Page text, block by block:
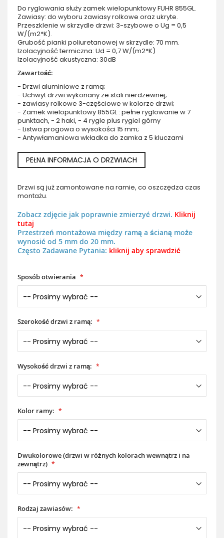
Do ryglowania służy zamek wielopunktowy FUHR 855GL.
Zawiasy: do wyboru zawiasy rolkowe oraz ukryte.
Przeszklenie w skrzydle drzwi: 3-szybowe o Ug = 0,5
W/(m2*K).
Grubość pianki poliuretanowej w skrzydle: 70 mm.
Izolacyjność termiczna: Ud = 0,7 W/(m2*K)
Izolacyjność akustyczna: 30dB
Zawartość:
- Drzwi aluminiowe z ramą;
- Uchwyt drzwi wykonany ze stali nierdzewnej;
- zawiasy rolkowe 3-częściowe w kolorze drzwi;
- Zamek wielopunktowy 855GL : pełne ryglowanie w 7
punktach, - 2 haki, - 4 rygle plus rygiel górny
- Listwa progowa o wysokości 15 mm;
- Antywłamaniowa wkładka do zamka z 5 kluczami
PEŁNA INFORMACJA O DRZWIACH
Drzwi są już zamontowane na ramie, co oszczędza czas
montażu.
Zobacz zdjęcie jak poprawnie zmierzyć drzwi. Kliknij
tutaj
Przestrzeń montażowa między ramą a ścianą może
wynosić od 5 mm do 20 mm.
Często Zadawane Pytania: kliknij aby sprawdzić
Sposób otwierania
Szerokość drzwi z ramą:
Wysokość drzwi z ramą:
Kolor ramy:
Dwukolorowe (drzwi w różnych kolorach wewnątrz i na
zewnątrz)
Rodzaj zawiasów: